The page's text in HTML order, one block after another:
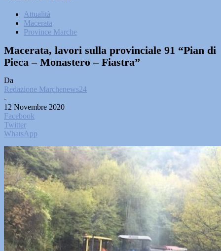
Attualità
Macerata
Province Marche
Macerata, lavori sulla provinciale 91 “Pian di
Pieca – Monastero – Fiastra”
Da
Redazione Marchenews24
-
12 Novembre 2020
Facebook
Twitter
WhatsApp